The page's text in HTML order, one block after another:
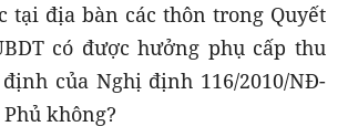
tại địa bàn các thôn trong Quyết
có được hưởng phụ cấp thu
của Nghị định 116/2010/NĐ-
không?